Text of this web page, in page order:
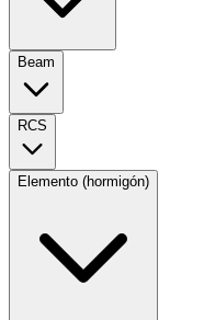
Beam
RCS
Elemento (hormigón)